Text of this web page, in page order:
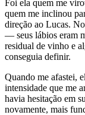
Foi ela quem me
quem me inclinou
direção ao Lucas.
— seus lábios eram
residual de vinho e
conseguia definir.
Quando me afastei,
intensidade que me
havia hesitação em
novamente, mais